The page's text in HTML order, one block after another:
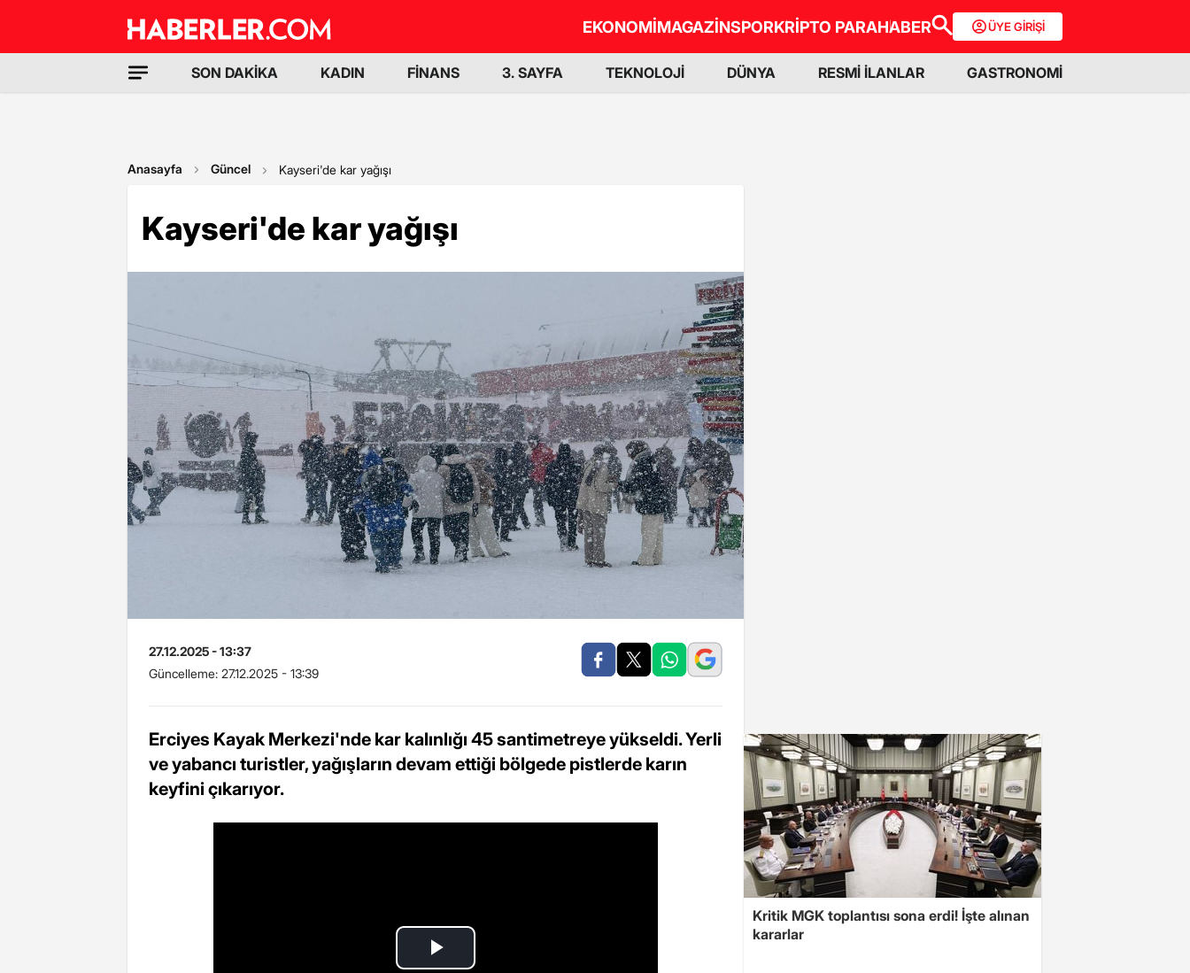
EKONOMİMAGAZİNSPORKRİPTO PARAHABER ÜYE GİRİŞİ
SON DAKİKA KADIN FİNANS 3. SAYFA TEKNOLOJİ DÜNYA RESMİ İLANLAR GASTRONOMİ
Anasayfa Güncel Kayseri'de kar yağışı
Kayseri'de kar yağışı
27.12.2025 - 13:37
Güncelleme: 27.12.2025 - 13:39
Erciyes Kayak Merkezi'nde kar kalınlığı 45 santimetreye yükseldi. Yerli
ve yabancı turistler, yağışların devam ettiği bölgede pistlerde karın
keyfini çıkarıyor.
Kritik MGK toplantısı sona erdi! İşte alınan
kararlar